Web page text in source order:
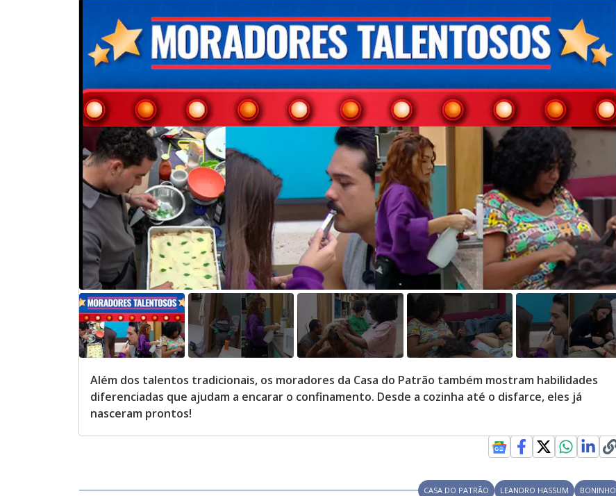
Além dos talentos tradicionais, os moradores da Casa do Patrão também mostram habilidades
diferenciadas que ajudam a encarar o confinamento. Desde a cozinha até o disfarce, eles já
nasceram prontos!
CASA DO PATRÃO LEANDRO HASSUM BONINHO